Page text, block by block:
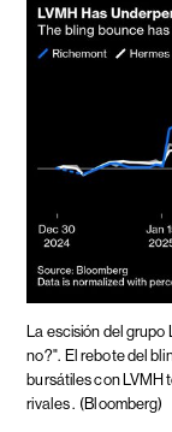
La escisión del
no?". El rebote del
bursátiles con LVMH
rivales . (Bloomberg)